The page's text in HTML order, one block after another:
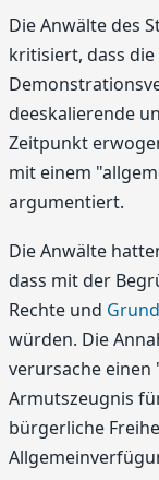
Die Anwälte des
kritisiert, dass
deeskalierende
Zeitpunkt
mit einem
argumentiert.
Die Anwälte
dass mit der
Rechte und
würden. Die
verursache
Armutszeugnis
bürgerliche